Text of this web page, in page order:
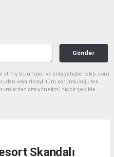
Gönder
etmiş bulunuyor ve antalyahabertakip.com
veya dolaylı tüm sorumluluğu tek
site yönetimi hiçbir şekilde
Skandalı